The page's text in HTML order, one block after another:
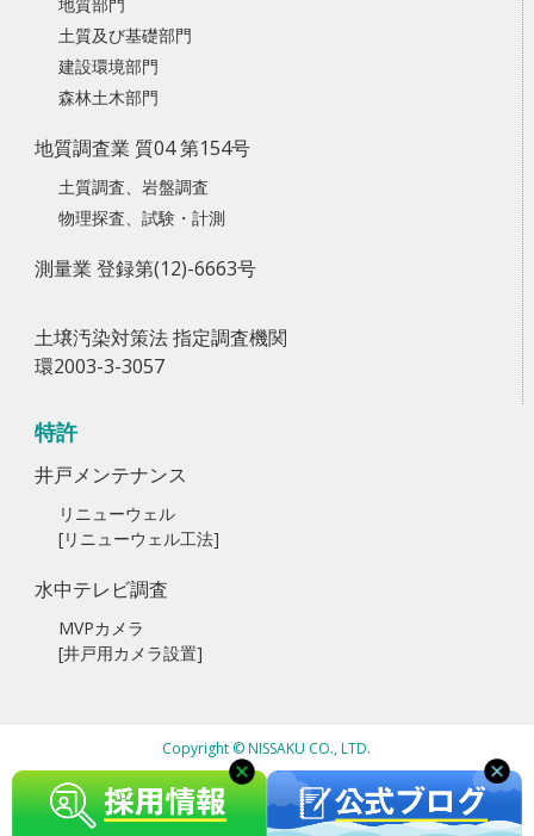
土質及び基礎部門
建設環境部門
森林土木部門
地質調査業 質04 第154号
土質調査、岩盤調査
物理探査、試験・計測
測量業 登録第(12)-6663号
土壌汚染対策法 指定調査機関
環2003-3-3057
特許
井戸メンテナンス
リニューウェル
[リニューウェル工法]
水中テレビ調査
MVPカメラ
[井戸用カメラ設置]
Copyright © NISSAKU CO., LTD.